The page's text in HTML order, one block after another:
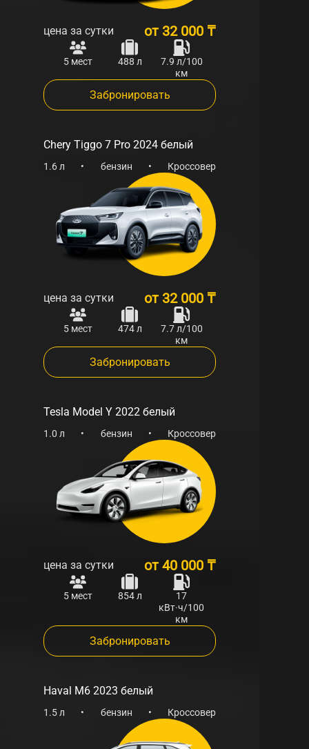
автомобилей среднего класса.
цена за сутки от 32 000 ₸
5 мест 488 л
7.9 л/100
км
Забронировать
Chery Tiggo 7 Pro 2024 белый
1.6 л • бензин • Кроссовер
цена за сутки от 32 000 ₸
5 мест 474 л
7.7 л/100
км
Забронировать
Tesla Model Y 2022 белый
1.0 л • бензин • Кроссовер
цена за сутки от 40 000 ₸
5 мест 854 л
17
кВт·ч/100
км
Забронировать
Haval M6 2023 белый
1.5 л • бензин • Кроссовер